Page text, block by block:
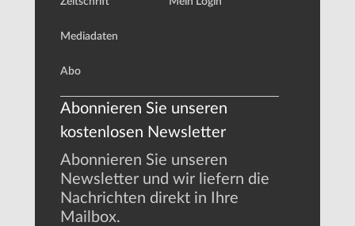
Mediadaten
Abo
Abonnieren Sie unseren
kostenlosen Newsletter
Abonnieren Sie unseren
Newsletter und wir liefern die
Nachrichten direkt in Ihre
Mailbox.